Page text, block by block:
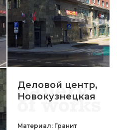
Деловой центр,
Новокузнецкая
Материал: Гранит